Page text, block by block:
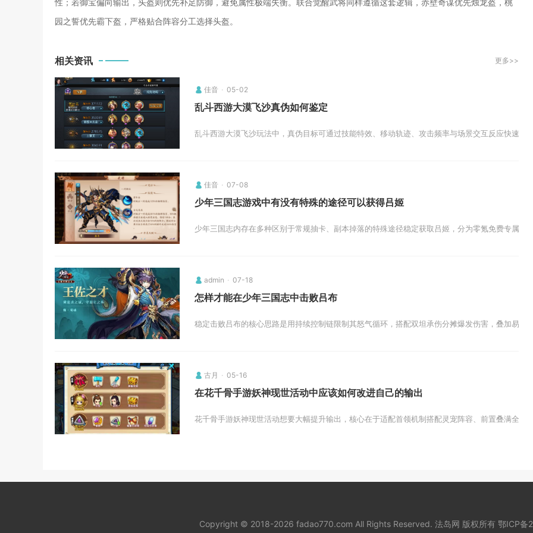
园之誓优先霸下盔，严格贴合阵容分工选择头盔。
相关资讯 更多>>
佳音 05-02
乱斗西游大漠飞沙真伪如何鉴定
乱斗西游大漠飞沙玩法中，真伪目标可通过技能特效、移动轨迹、攻击频率与场景交互反应快速区
佳音 07-08
少年三国志游戏中有没有特殊的途径可以获得吕姬
少年三国志内存在多种区别于常规抽卡、副本掉落的特殊途径稳定获取吕姬，分为零氪免费专属渠
admin 07-18
怎样才能在少年三国志中击败吕布
稳定击败吕布的核心思路是用持续控制链限制其怒气循环，搭配双坦承伤分摊爆发伤害，叠加易伤
古月 05-16
在花千骨手游妖神现世活动中应该如何改进自己的输出
花千骨手游妖神现世活动想要大幅提升输出，核心在于适配首领机制搭配灵宠阵容、前置叠满全类
Copyright © 2018-2026 fadao770.com All Rights Reserved. 法岛网 版权所有 鄂ICP备